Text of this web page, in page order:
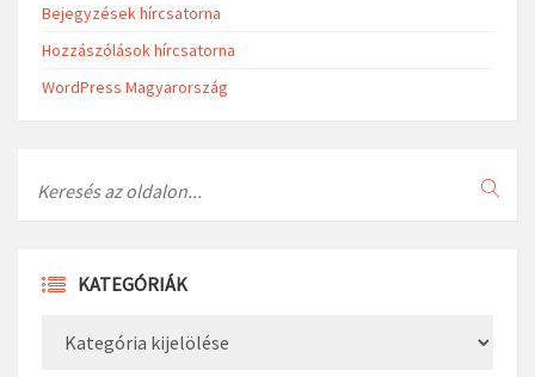
Bejegyzések hírcsatorna
Hozzászólások hírcsatorna
WordPress Magyarország
KATEGÓRIÁK